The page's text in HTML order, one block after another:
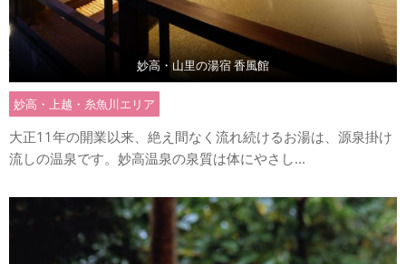
妙高・山里の湯宿 香風館
妙高・上越・糸魚川エリア
大正11年の開業以来、絶え間なく流れ続けるお湯は、源泉掛け
流しの温泉です。妙高温泉の泉質は体にやさし...